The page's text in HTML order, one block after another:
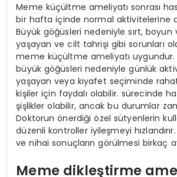
Meme küçültme ameliyatı sonrası
bir hafta içinde normal aktivitelerine
Büyük göğüsleri nedeniyle sırt, boyun
yaşayan ve cilt tahrişi gibi sorunları
meme küçültme ameliyatı uygundur.
büyük göğüsleri nedeniyle günlük
yaşayan veya kıyafet seçiminde
kişiler için faydalı olabilir. sürecinde
şişlikler olabilir, ancak bu durumlar
Doktorun önerdiği özel sütyenlerin
düzenli kontroller iyileşmeyi
ve nihai sonuçların görülmesi birkaç
Meme dikleştirme